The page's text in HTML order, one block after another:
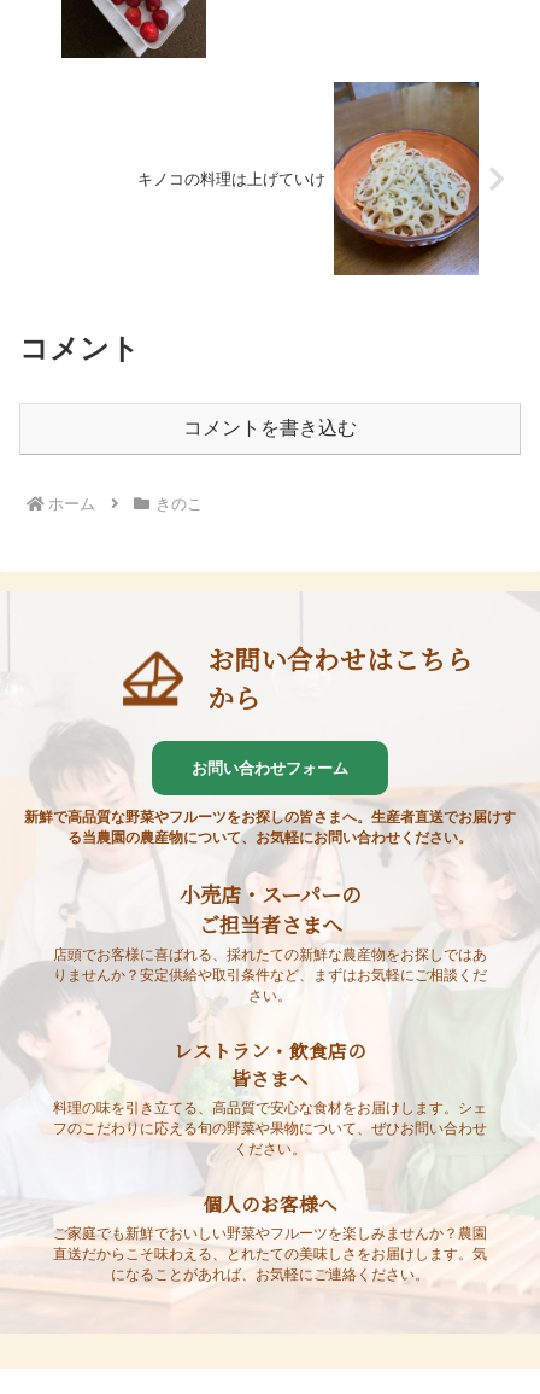
キノコの料理は上げていけ
コメント
コメントを書き込む
ホーム きのこ
お問い合わせはこちら
から
お問い合わせフォーム
新鮮で高品質な野菜やフルーツをお探しの皆さまへ。生産者直送でお届けす
る当農園の農産物について、お気軽にお問い合わせください。
小売店・スーパーの
ご担当者さまへ
店頭でお客様に喜ばれる、採れたての新鮮な農産物をお探しではあ
りませんか？安定供給や取引条件など、まずはお気軽にご相談くだ
さい。
レストラン・飲食店の
皆さまへ
料理の味を引き立てる、高品質で安心な食材をお届けします。シェ
フのこだわりに応える旬の野菜や果物について、ぜひお問い合わせ
ください。
個人のお客様へ
ご家庭でも新鮮でおいしい野菜やフルーツを楽しみませんか？農園
直送だからこそ味わえる、とれたての美味しさをお届けします。気
になることがあれば、お気軽にご連絡ください。